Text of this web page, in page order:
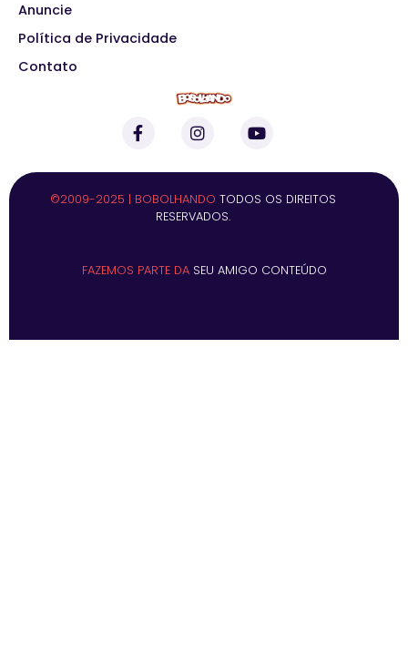
Anuncie
Política de Privacidade
Contato
©2009-2025 | BOBOLHANDO TODOS OS DIREITOS
RESERVADOS.
FAZEMOS PARTE DA SEU AMIGO CONTEÚDO